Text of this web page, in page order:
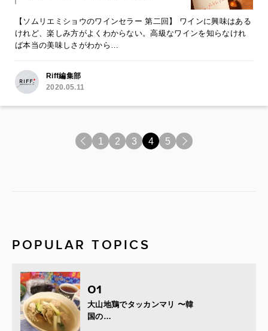
【ソムリエミショウのワインセラー 第二回】 ワインに興味はある
けれど、楽しみ方がよくわからない。高級なワインを知らなけれ
ば本当の美味しさがわから…
Riff編集部
2020.05.11
< 1 2 3 4 5 >
POPULAR TOPICS
大山地鶏でタッカンマリ 〜韓
国の…